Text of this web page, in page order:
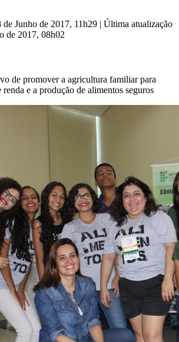
Junho de 2017, 11h29 | Última atualização
de 2017, 08h02
de promover a agricultura familiar para
renda e a produção de alimentos seguros